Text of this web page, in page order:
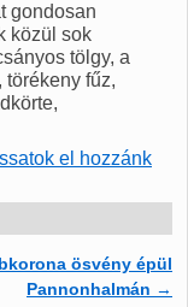
gondosan
közül sok
tölgy, a
törékeny fűz,
el hozzánk
ösvény épül
Pannonhalmán →